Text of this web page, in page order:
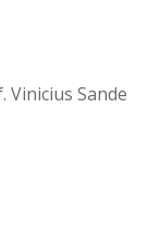
Vinicius Sande